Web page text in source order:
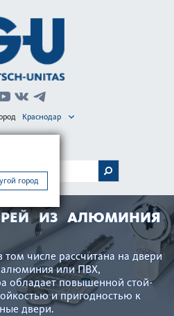
город
Краснодар
ИЗ АЛЮМИНИЯ
том числе рассчитана на двери
или ПВХ,
обладает повышенной стой­
и пригодн­остью к
двери.